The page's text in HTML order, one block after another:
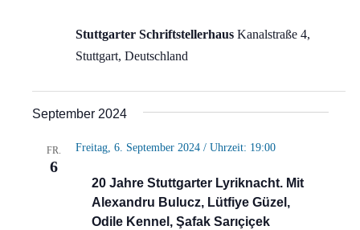
Stuttgarter Schriftstellerhaus Kanalstraße 4,
Stuttgart, Deutschland
September 2024
FR.
6
20 Jahre Stuttgarter Lyriknacht. Mit
Alexandru Bulucz, Lütfiye Güzel,
Odile Kennel, Şafak Sarıçiçek
Freitag, 6. September 2024 / Uhrzeit: 19:00